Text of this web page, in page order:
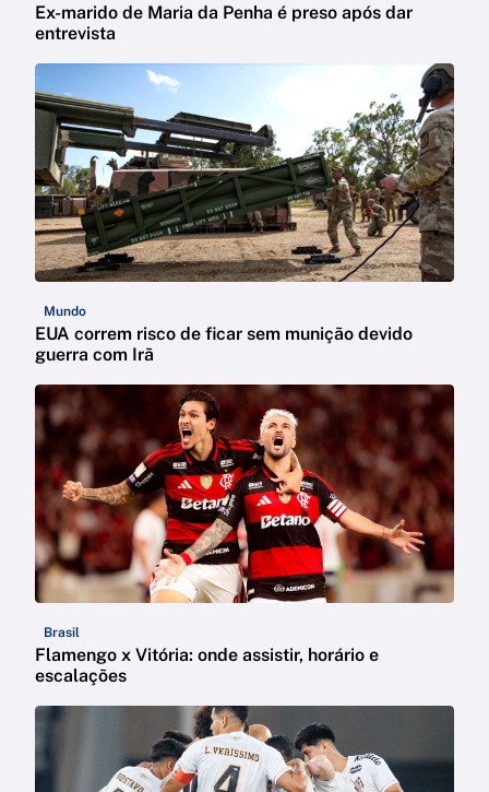
Ex-marido de Maria da Penha é preso após dar
entrevista
Mundo
EUA correm risco de ficar sem munição devido
guerra com Irã
Brasil
Flamengo x Vitória: onde assistir, horário e
escalações